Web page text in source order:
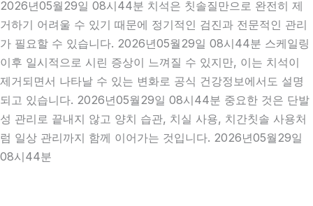
2026년05월29일 08시44분 치석은 칫솔질만으로 완전히 제
거하기 어려울 수 있기 때문에 정기적인 검진과 전문적인 관리
가 필요할 수 있습니다. 2026년05월29일 08시44분 스케일링
이후 일시적으로 시린 증상이 느껴질 수 있지만, 이는 치석이
제거되면서 나타날 수 있는 변화로 공식 건강정보에서도 설명
되고 있습니다. 2026년05월29일 08시44분 중요한 것은 단발
성 관리로 끝내지 않고 양치 습관, 치실 사용, 치간칫솔 사용처
럼 일상 관리까지 함께 이어가는 것입니다. 2026년05월29일
08시44분